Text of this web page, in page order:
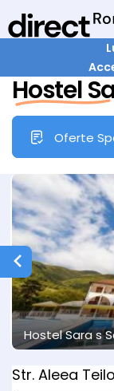
Hostel
Oferte
Hostel Sara s
Str. Aleea